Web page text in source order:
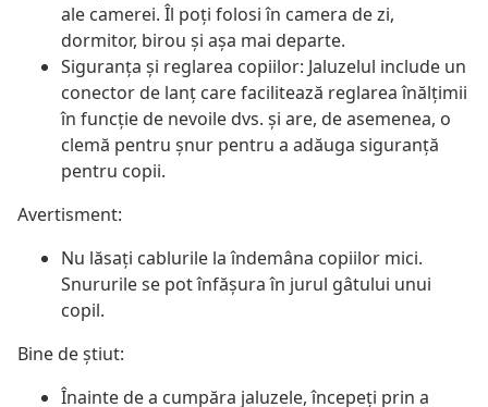
ale camerei. Îl poți folosi în camera de zi,
dormitor, birou și așa mai departe.
Siguranța și reglarea copiilor: Jaluzelul include un
conector de lanț care facilitează reglarea înălțimii
în funcție de nevoile dvs. și are, de asemenea, o
clemă pentru șnur pentru a adăuga siguranță
pentru copii.
Avertisment:
Nu lăsați cablurile la îndemâna copiilor mici.
Snururile se pot înfăşura în jurul gâtului unui
copil.
Bine de știut:
Înainte de a cumpăra jaluzele, începeți prin a